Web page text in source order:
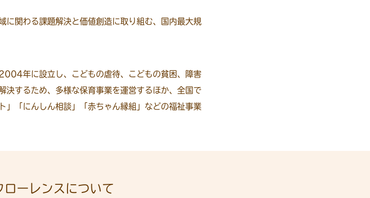
に関わる課題解決と価値創造に取り組む、国内最大規
年に設立し、こどもの虐待、こどもの貧困、障害
決するため、多様な保育事業を運営するほか、全国で
」「にんしん相談」「赤ちゃん縁組」などの福祉事業
ローレンスについて